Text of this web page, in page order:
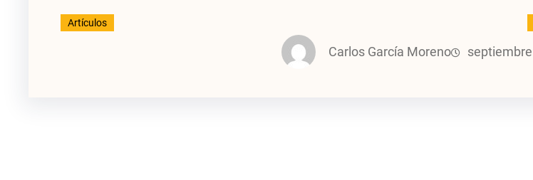
Artículos
Carlos García Moreno